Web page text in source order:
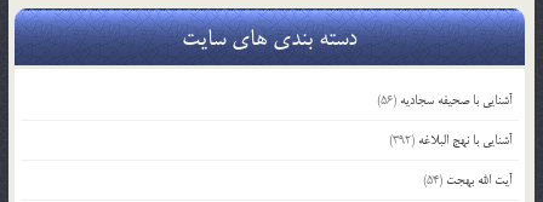
دسته بندی های سایت
آشنایی با صحیفه سجادیه (56)
آشنایی با نهج البلاغه (392)
آیت الله بهجت (54)